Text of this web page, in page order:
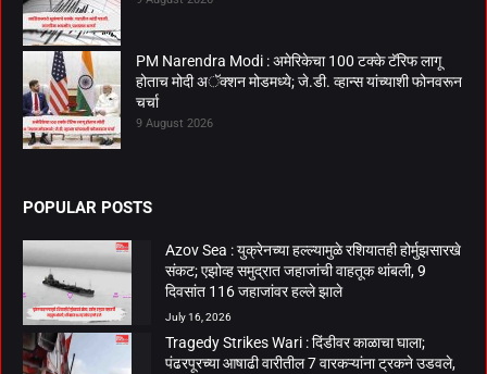
PM Narendra Modi : अमेरिकेचा 100 टक्के टॅरिफ लागू
होताच मोदी अॅक्शन मोडमध्ये; जे.डी. व्हान्स यांच्याशी फोनवरून
चर्चा
9 August 2026
POPULAR POSTS
Azov Sea : युक्रेनच्या हल्ल्यामुळे रशियातही होर्मुझसारखे
संकट; एझोव्ह समुद्रात जहाजांची वाहतूक थांबली, 9
दिवसांत 116 जहाजांवर हल्ले झाले
July 16, 2026
Tragedy Strikes Wari : दिंडीवर काळाचा घाला;
पंढरपूरच्या आषाढी वारीतील 7 वारकऱ्यांना ट्रकने उडवले,